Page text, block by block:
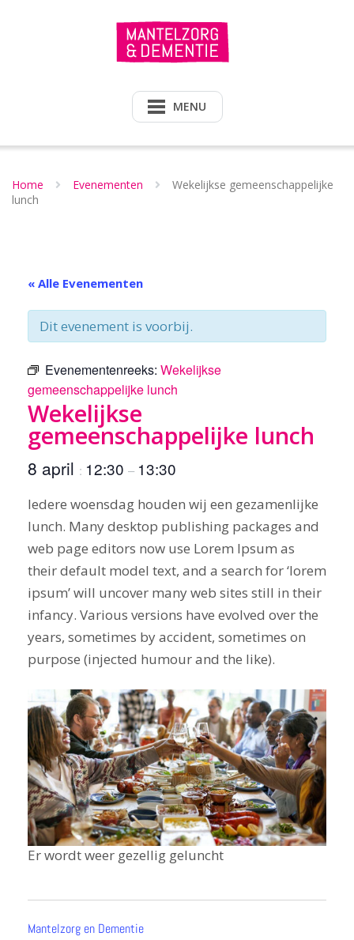
MENU
Home Evenementen
Wekelijkse gemeenschappelijke
lunch
« Alle Evenementen
Dit evenement is voorbij.
Evenementenreeks: Wekelijkse
gemeenschappelijke lunch
Wekelijkse
gemeenschappelijke lunch
8 april : 12:30 – 13:30
Iedere woensdag houden wij een gezamenlijke
lunch. Many desktop publishing packages and
web page editors now use Lorem Ipsum as
their default model text, and a search for ‘lorem
ipsum’ will uncover many web sites still in their
infancy. Various versions have evolved over the
years, sometimes by accident, sometimes on
purpose (injected humour and the like).
Er wordt weer gezellig geluncht
Mantelzorg en Dementie